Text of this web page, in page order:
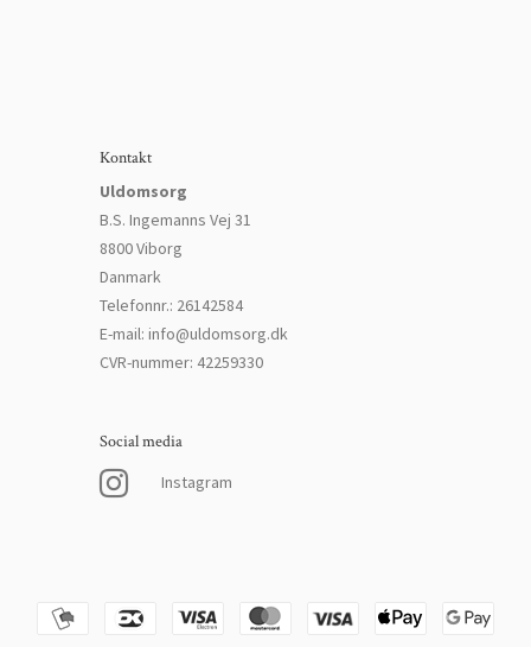
Kontakt
Uldomsorg
B.S. Ingemanns Vej 31
8800 Viborg
Danmark
Telefonnr.: 26142584
E-mail: info@uldomsorg.dk
CVR-nummer: 42259330
Social media
Instagram